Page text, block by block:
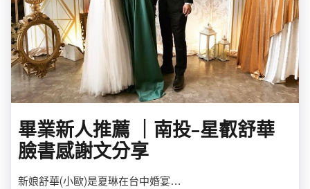
畢業新人推薦 ｜南投-星叡舒華
臉書感謝文分享
新娘舒華(小歐)是夏琳在台中婚宴…